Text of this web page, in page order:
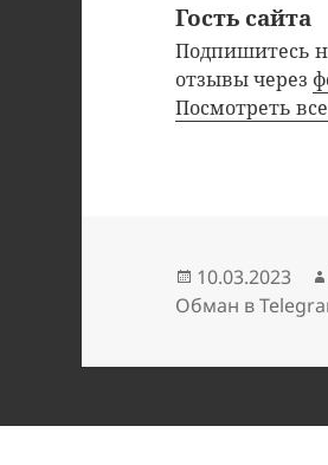
Гость сайта
Подпишитесь
отзывы через
Посмотреть
10.03.2023
Обман в